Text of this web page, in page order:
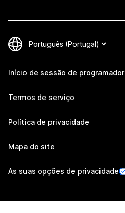
Início de sessão de programador
Termos de serviço
Política de privacidade
Mapa do site
As suas opções de privacidade